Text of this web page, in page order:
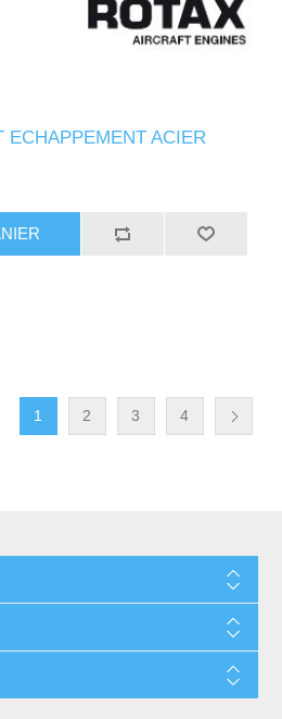
ECHAPPEMENT ACIER
1 2 3 4